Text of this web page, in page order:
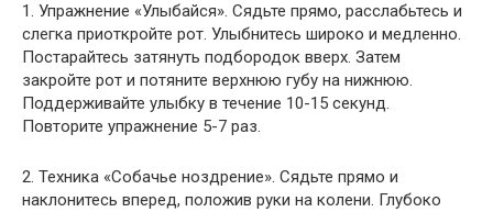
1. Упражнение «Улыбайся». Сядьте прямо, расслабьтесь и
слегка приоткройте рот. Улыбнитесь широко и медленно.
Постарайтесь затянуть подбородок вверх. Затем
закройте рот и потяните верхнюю губу на нижнюю.
Поддерживайте улыбку в течение 10-15 секунд.
Повторите упражнение 5-7 раз.
2. Техника «Собачье ноздрение». Сядьте прямо и
наклонитесь вперед, положив руки на колени. Глубоко